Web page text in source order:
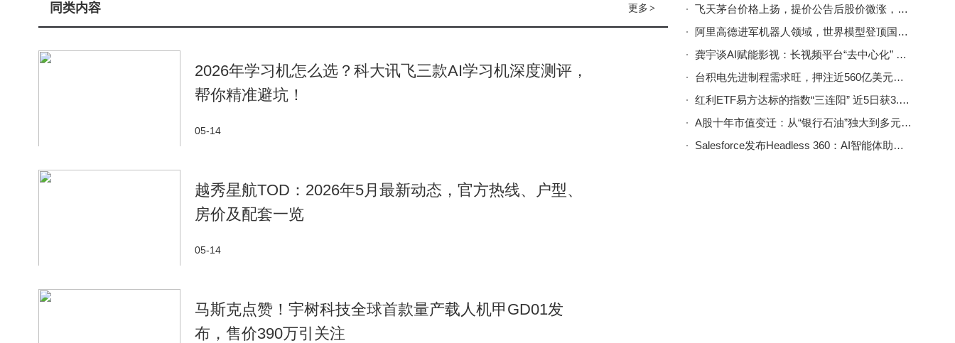
更多 >
同类内容
2026年学习机怎么选？科大讯飞三款AI学习机深度测评，
帮你精准避坑！
05-14
越秀星航TOD：2026年5月最新动态，官方热线、户型、
房价及配套一览
05-14
马斯克点赞！宇树科技全球首款量产载人机甲GD01发
布，售价390万引关注
飞天茅台价格上扬，提价公告后股价微涨，市场供需或迎新变化
阿里高德进军机器人领域，世界模型登顶国际评测领跑全球
龚宇谈AI赋能影视：长视频平台“去中心化” 创作者迎新机遇
台积电先进制程需求旺，押注近560亿美元扩产能应对AI新挑战
红利ETF易方达标的指数“三连阳” 近5日获3.1亿资金布局规模创新高
A股十年市值变迁：从“银行石油”独大到多元产业共舞新格局
Salesforce发布Headless 360：AI智能体助力开发，降低门槛惠及非程序员